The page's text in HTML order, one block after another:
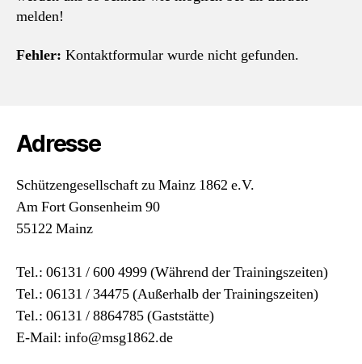
melden!
Fehler: Kontaktformular wurde nicht gefunden.
Adresse
Schützengesellschaft zu Mainz 1862 e.V.
Am Fort Gonsenheim 90
55122 Mainz
Tel.: 06131 / 600 4999 (Während der Trainingszeiten)
Tel.: 06131 / 34475 (Außerhalb der Trainingszeiten)
Tel.: 06131 / 8864785 (Gaststätte)
E-Mail: info@msg1862.de